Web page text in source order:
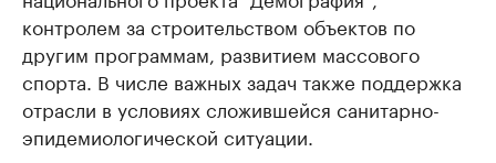
контролем за строительством объектов по
другим программам, развитием массового
спорта. В числе важных задач также поддержка
отрасли в условиях сложившейся санитарно-
эпидемиологической ситуации.